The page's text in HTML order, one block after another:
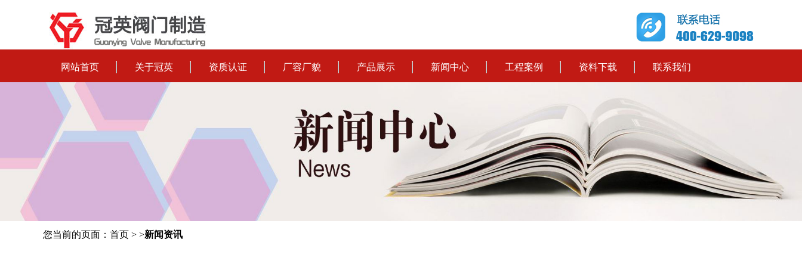
网站首页 关于冠英 资质认证 厂容厂貌 产品展示 新闻中心 工程案例 资料下载 联系我们
您当前的页面：首页 > >新闻资讯